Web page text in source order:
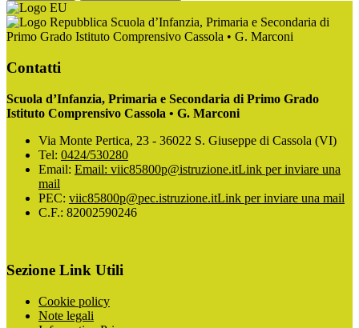
Scuola d’Infanzia, Primaria e Secondaria di
Primo Grado Istituto Comprensivo Cassola • G. Marconi
Contatti
Scuola d’Infanzia, Primaria e Secondaria di Primo Grado
Istituto Comprensivo Cassola • G. Marconi
Via Monte Pertica, 23 - 36022 S. Giuseppe di Cassola (VI)
Tel: 0424/530280
Email: Email: viic85800p@istruzione.itLink per inviare una
mail
PEC: viic85800p@pec.istruzione.itLink per inviare una mail
C.F.: 82002590246
Sezione Link Utili
Cookie policy
Note legali